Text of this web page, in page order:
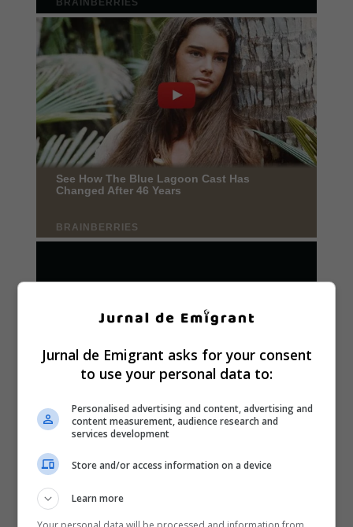
Jurnal de Emigrant asks for your consent
to use your personal data to:
Personalised advertising and content, advertising and
content measurement, audience research and
services development
Store and/or access information on a device
Learn more